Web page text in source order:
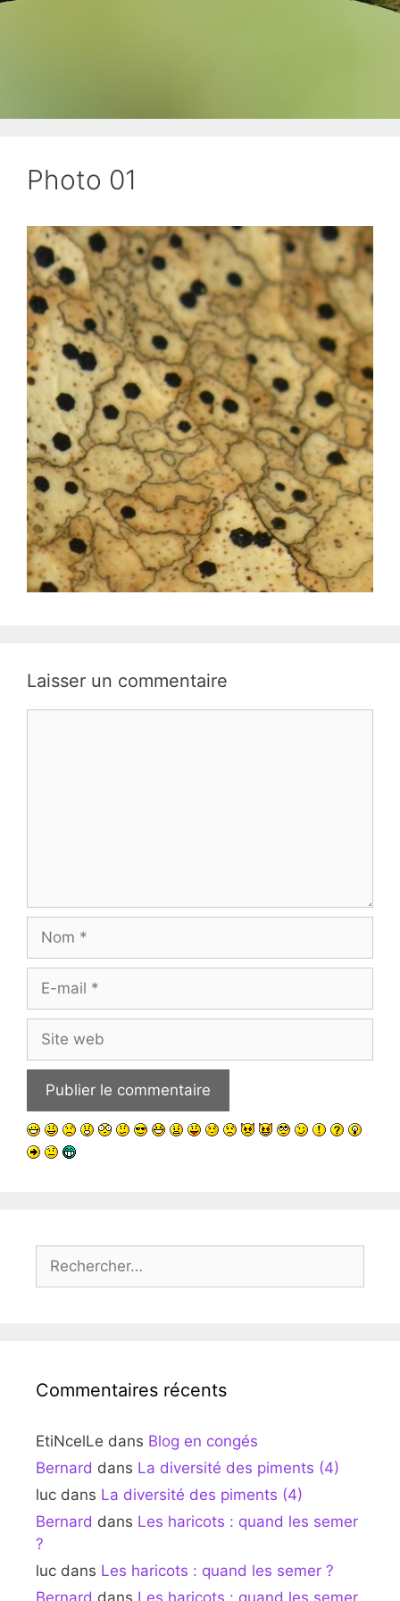
Photo 01
Laisser un commentaire
Nom
Site
web
Rechercher :
Commentaires récents
EtiNcelLe dans Blog en congés
Bernard dans La diversité des piments (4)
luc dans La diversité des piments (4)
Bernard dans Les haricots : quand les semer
?
luc dans Les haricots : quand les semer ?